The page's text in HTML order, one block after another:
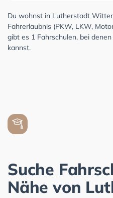
Du wohnst in Lutherstadt
Fahrerlaubnis (PKW, LKW,
gibt es 1 Fahrschulen, bei
kannst.
Suche
Nähe von